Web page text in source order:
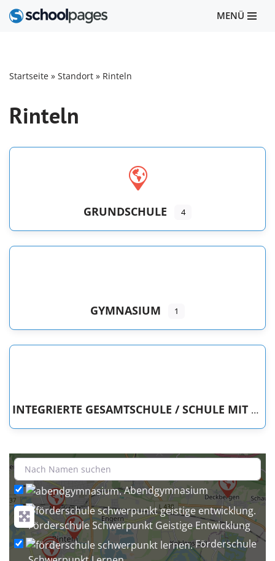
MENÜ
Startseite » Standort » Rinteln
Rinteln
GRUNDSCHULE 4
GYMNASIUM 1
INTEGRIERTE GESAMTSCHULE / SCHULE MIT GESAMTSCHULCHARAKTER / FREIE WALDORFSCHULE
+
−
Abendgymnasium
Förderschule Schwerpunkt Geistige Entwicklung
Förderschule